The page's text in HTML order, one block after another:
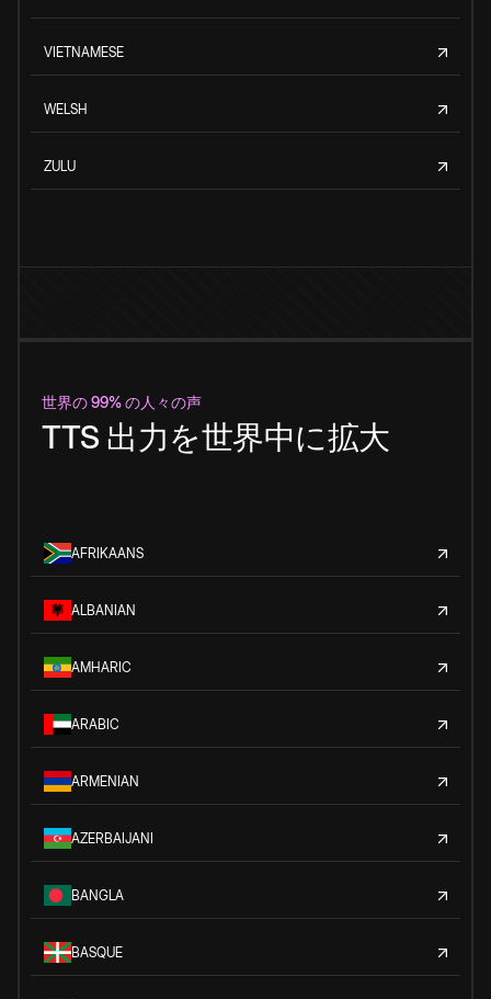
VIETNAMESE
WELSH
ZULU
世界の 99% の人々の声
TTS 出力を世界中に拡大
AFRIKAANS
ALBANIAN
AMHARIC
ARABIC
ARMENIAN
AZERBAIJANI
BANGLA
BASQUE